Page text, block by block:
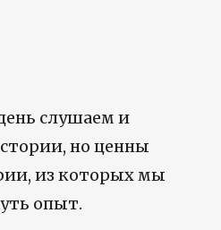
слушаем и
но ценны
из которых мы
опыт.